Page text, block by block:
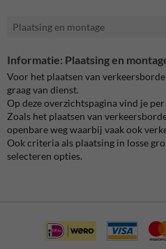
Plaatsing en montage
Informatie: Plaatsing en
Voor het plaatsen van
graag van dienst.
Op deze overzichtspagina vind je
Zoals het plaatsen van
openbare weg waarbij vaak ook
Ook criteria als plaatsing in losse
selecteren opties.